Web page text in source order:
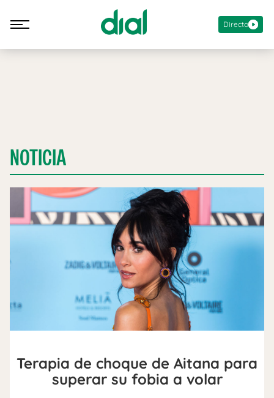
Directo
NOTICIA
Terapia de choque de Aitana para
superar su fobia a volar